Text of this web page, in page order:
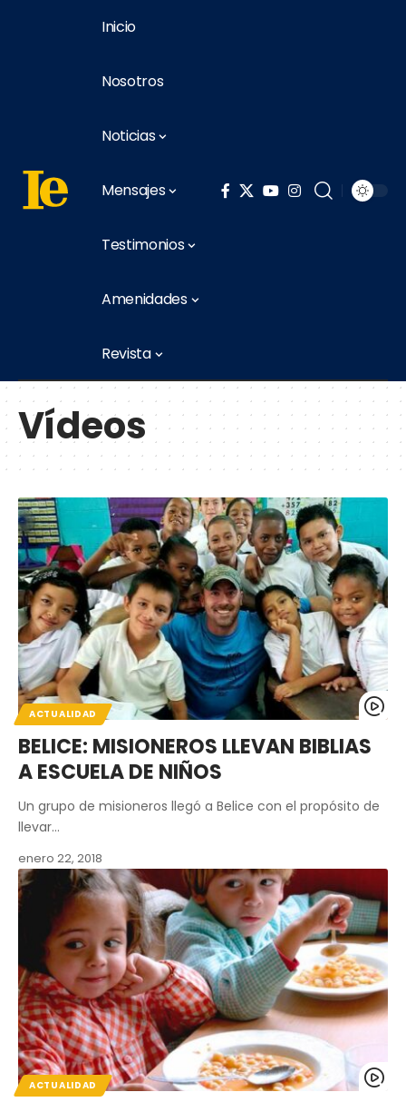
Inicio
Nosotros
Noticias
Mensajes
Testimonios
Amenidades
Revista
Vídeos
ACTUALIDAD
BELICE: MISIONEROS LLEVAN BIBLIAS
A ESCUELA DE NIÑOS
Un grupo de misioneros llegó a Belice con el propósito de
llevar…
enero 22, 2018
ACTUALIDAD